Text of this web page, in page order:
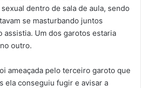
dentro de sala de aula, sendo
se masturbando juntos
assistia. Um dos garotos estaria
outro.
ameaçada pelo terceiro garoto que
ela conseguiu fugir e avisar a